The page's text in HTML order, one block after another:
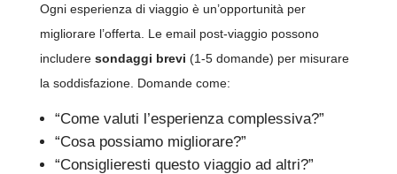
Ogni esperienza di viaggio è un’opportunità per
migliorare l’offerta. Le email post-viaggio possono
includere sondaggi brevi (1-5 domande) per misurare
la soddisfazione. Domande come:
“Come valuti l’esperienza complessiva?”
“Cosa possiamo migliorare?”
“Consiglieresti questo viaggio ad altri?”